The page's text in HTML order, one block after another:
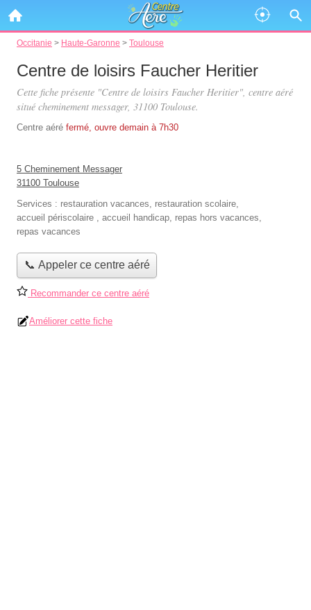
Occitanie > Haute-Garonne > Toulouse
Centre de loisirs Faucher Heritier
Cette fiche présente "Centre de loisirs Faucher Heritier", centre aéré
situé cheminement messager, 31100 Toulouse.
Centre aéré fermé, ouvre demain à 7h30
5 Cheminement Messager
31100 Toulouse
Services : restauration vacances, restauration scolaire,
accueil périscolaire , accueil handicap, repas hors vacances,
repas vacances
📞 Appeler ce centre aéré
Recommander ce centre aéré
Améliorer cette fiche